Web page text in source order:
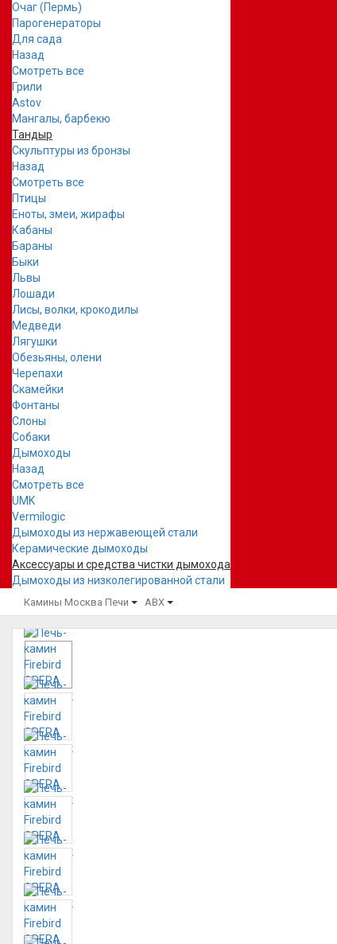
Очаг (Пермь)
Парогенераторы
Для сада
Назад
Смотреть все
Грили
Astov
Мангалы, барбекю
Тандыр
Скульптуры из бронзы
Назад
Смотреть все
Птицы
Еноты, змеи, жирафы
Кабаны
Бараны
Быки
Львы
Лошади
Лисы, волки, крокодилы
Медведи
Лягушки
Обезьяны, олени
Черепахи
Скамейки
Фонтаны
Слоны
Собаки
Дымоходы
Назад
Смотреть все
UMK
Vermilogic
Дымоходы из нержавеющей стали
Керамические дымоходы
Аксессуары и средства чистки дымохода
Дымоходы из низколегированной стали
Камины Москва Печи ABX